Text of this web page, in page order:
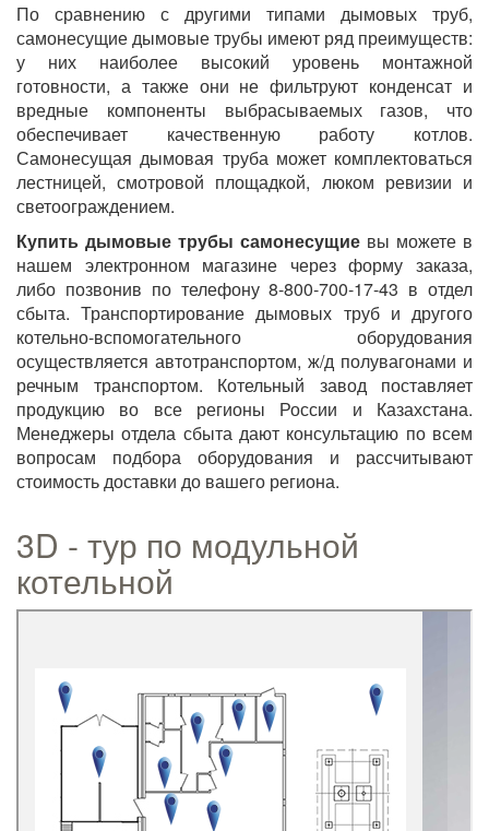
По сравнению с другими типами дымовых труб,
самонесущие дымовые трубы имеют ряд преимуществ:
у них наиболее высокий уровень монтажной
готовности, а также они не фильтруют конденсат и
вредные компоненты выбрасываемых газов, что
обеспечивает качественную работу котлов.
Самонесущая дымовая труба может комплектоваться
лестницей, смотровой площадкой, люком ревизии и
светоограждением.
Купить дымовые трубы самонесущие вы можете в
нашем электронном магазине через форму заказа,
либо позвонив по телефону 8-800-700-17-43 в отдел
сбыта. Транспортирование дымовых труб и другого
котельно-вспомогательного оборудования
осуществляется автотранспортом, ж/д полувагонами и
речным транспортом. Котельный завод поставляет
продукцию во все регионы России и Казахстана.
Менеджеры отдела сбыта дают консультацию по всем
вопросам подбора оборудования и рассчитывают
стоимость доставки до вашего региона.
3D - тур по модульной
котельной